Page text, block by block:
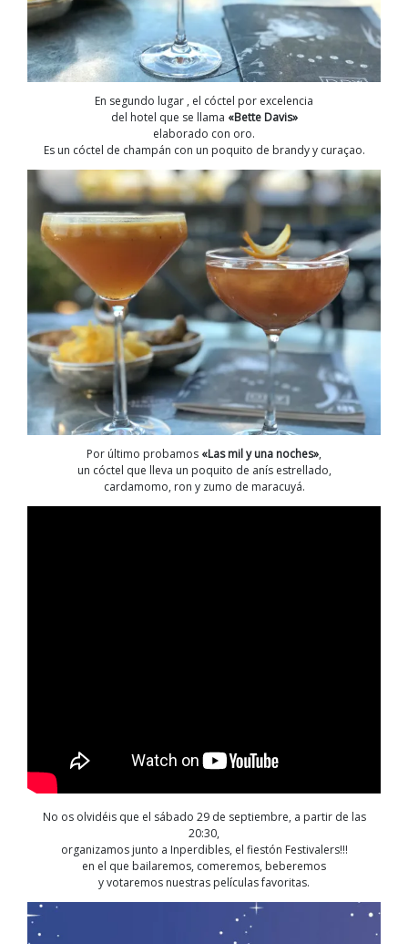
En segundo lugar , el cóctel por excelencia
del hotel que se llama «Bette Davis»
elaborado con oro.
Es un cóctel de champán con un poquito de brandy y curaçao.
Por último probamos «Las mil y una noches»,
un cóctel que lleva un poquito de anís estrellado,
cardamomo, ron y zumo de maracuyá.
No os olvidéis que el sábado 29 de septiembre, a partir de las
20:30,
organizamos junto a Inperdibles, el fiestón Festivalers!!!
en el que bailaremos, comeremos, beberemos
y votaremos nuestras películas favoritas.